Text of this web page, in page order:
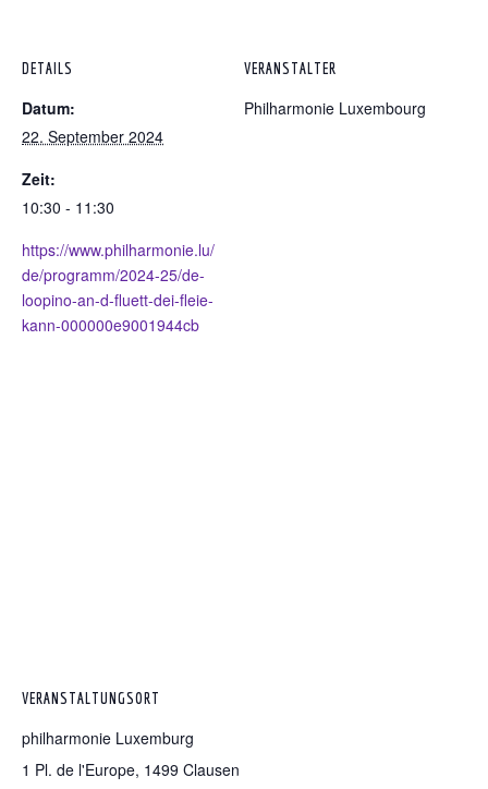
DETAILS
Datum:
22. September 2024
Zeit:
10:30 - 11:30
https://www.philharmonie.lu/
de/programm/2024-25/de-
loopino-an-d-fluett-dei-fleie-
kann-000000e9001944cb
VERANSTALTER
Philharmonie Luxembourg
VERANSTALTUNGSORT
philharmonie Luxemburg
1 Pl. de l'Europe, 1499 Clausen